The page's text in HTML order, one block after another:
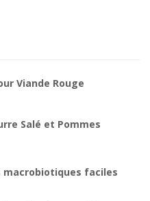
Viande Rouge
Salé et Pommes
faciles